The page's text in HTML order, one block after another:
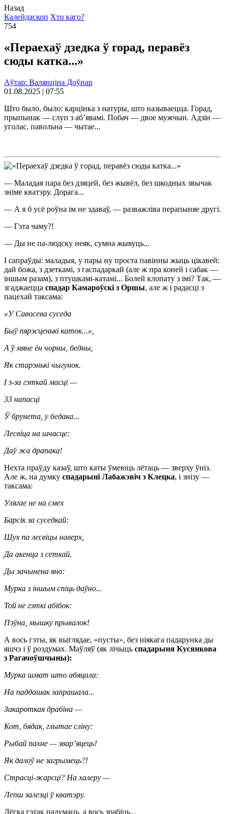
Назад
Калейдаскоп Хто каго?
754
«Пераехаў дзедка ў горад, перавёз
сюды катка...»
Аўтар: Валянціна Доўнар
01.08.2025 | 07:55
Што было, было: карцінка з натуры, што называецца. Горад,
прыпынак — слуп з аб’явамі. Побач — двое мужчын. Адзін —
уголас, павольна — чытае...
— Маладая пара без дзяцей, без жывёл, без шкодных звычак
зніме кватэру. Дорага...
— А я б усё роўна ім не здаваў, — разважліва перапыняе другі.
— Гэта чаму?!
— Ды не па-людску неяк, сумна жывуць...
І сапраўды: маладыя, у пары ну проста павінны жыць цікавей:
дай божа, з дзеткамі, з гаспадаркай (але ж пра коней і сабак —
іншым разам), з птушкамі-катамі... Болей клопату з імі? Так, —
згаджаецца спадар Камароўскі з Оршы, але ж і радасці з
пацехай таксама:
«У Савосева суседа
Быў пярэсценькі каток...»,
А ў мяне ён чорны, бедны,
Як старэнькі чыгунок.
І з-за гэткай масці —
33 напасці
Ў брунета, у бедака...
Лесвіца на шчасце:
Даў жа драпака!
Нехта праўду казаў, што каты ўмеюць лётаць — зверху ўніз.
Але ж, на думку спадарыні Лабажэвіч з Клецка, і знізу —
таксама:
Улягае не на смех
Барсік за суседкай:
Шух па лесвіцы наверх,
Да акенца з сеткай.
Ды зачынена яно:
Мурка з іншым спіць даўно...
Той не гэткі абібок:
Пэўна, мышку прывалок!
А вось гэты, як выглядае, «пусты», без ніякага падарунка ды
яшчэ і ў роздумах. Маўляў (як лічыць спадарыня Кусянкова
з Рагачоўшчыны):
Мурка шмат што абяцала:
На паддашак запрашала...
Закароткая драбіна —
Кот, бядак, глытае сліну:
Рыбай пахне — звар’яцець!
Як далоў не загрымець?!
Страсці-жарсці? На халеру —
Лепш залезці ў кватэру.
Лёгка гэтак падумаць, а вось зрабіць...